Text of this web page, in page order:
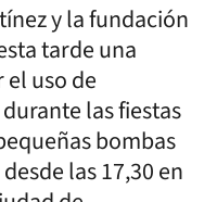
y la fundación
tarde una
uso de
las fiestas
bombas
las 17,30 en